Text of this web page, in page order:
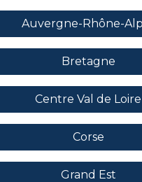
Auvergne-Rhône-
Bretagne
Centre Val de Loire
Corse
Grand Est